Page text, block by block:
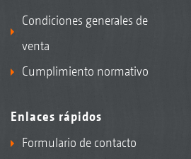
Condiciones generales de
venta
Cumplimiento normativo
Enlaces rápidos
Formulario de contacto